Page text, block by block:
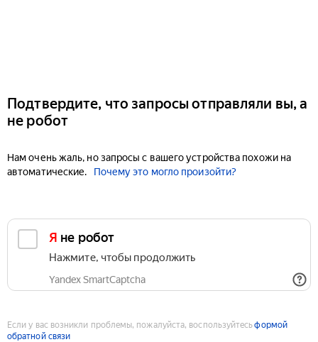
Подтвердите, что запросы отправляли вы, а
не робот
Нам очень жаль, но запросы с вашего устройства похожи на
автоматические.
Почему это могло произойти?
Я не робот
Нажмите, чтобы продолжить
Yandex SmartCaptcha
Если у вас возникли проблемы, пожалуйста, воспользуйтесьформой
обратной связи